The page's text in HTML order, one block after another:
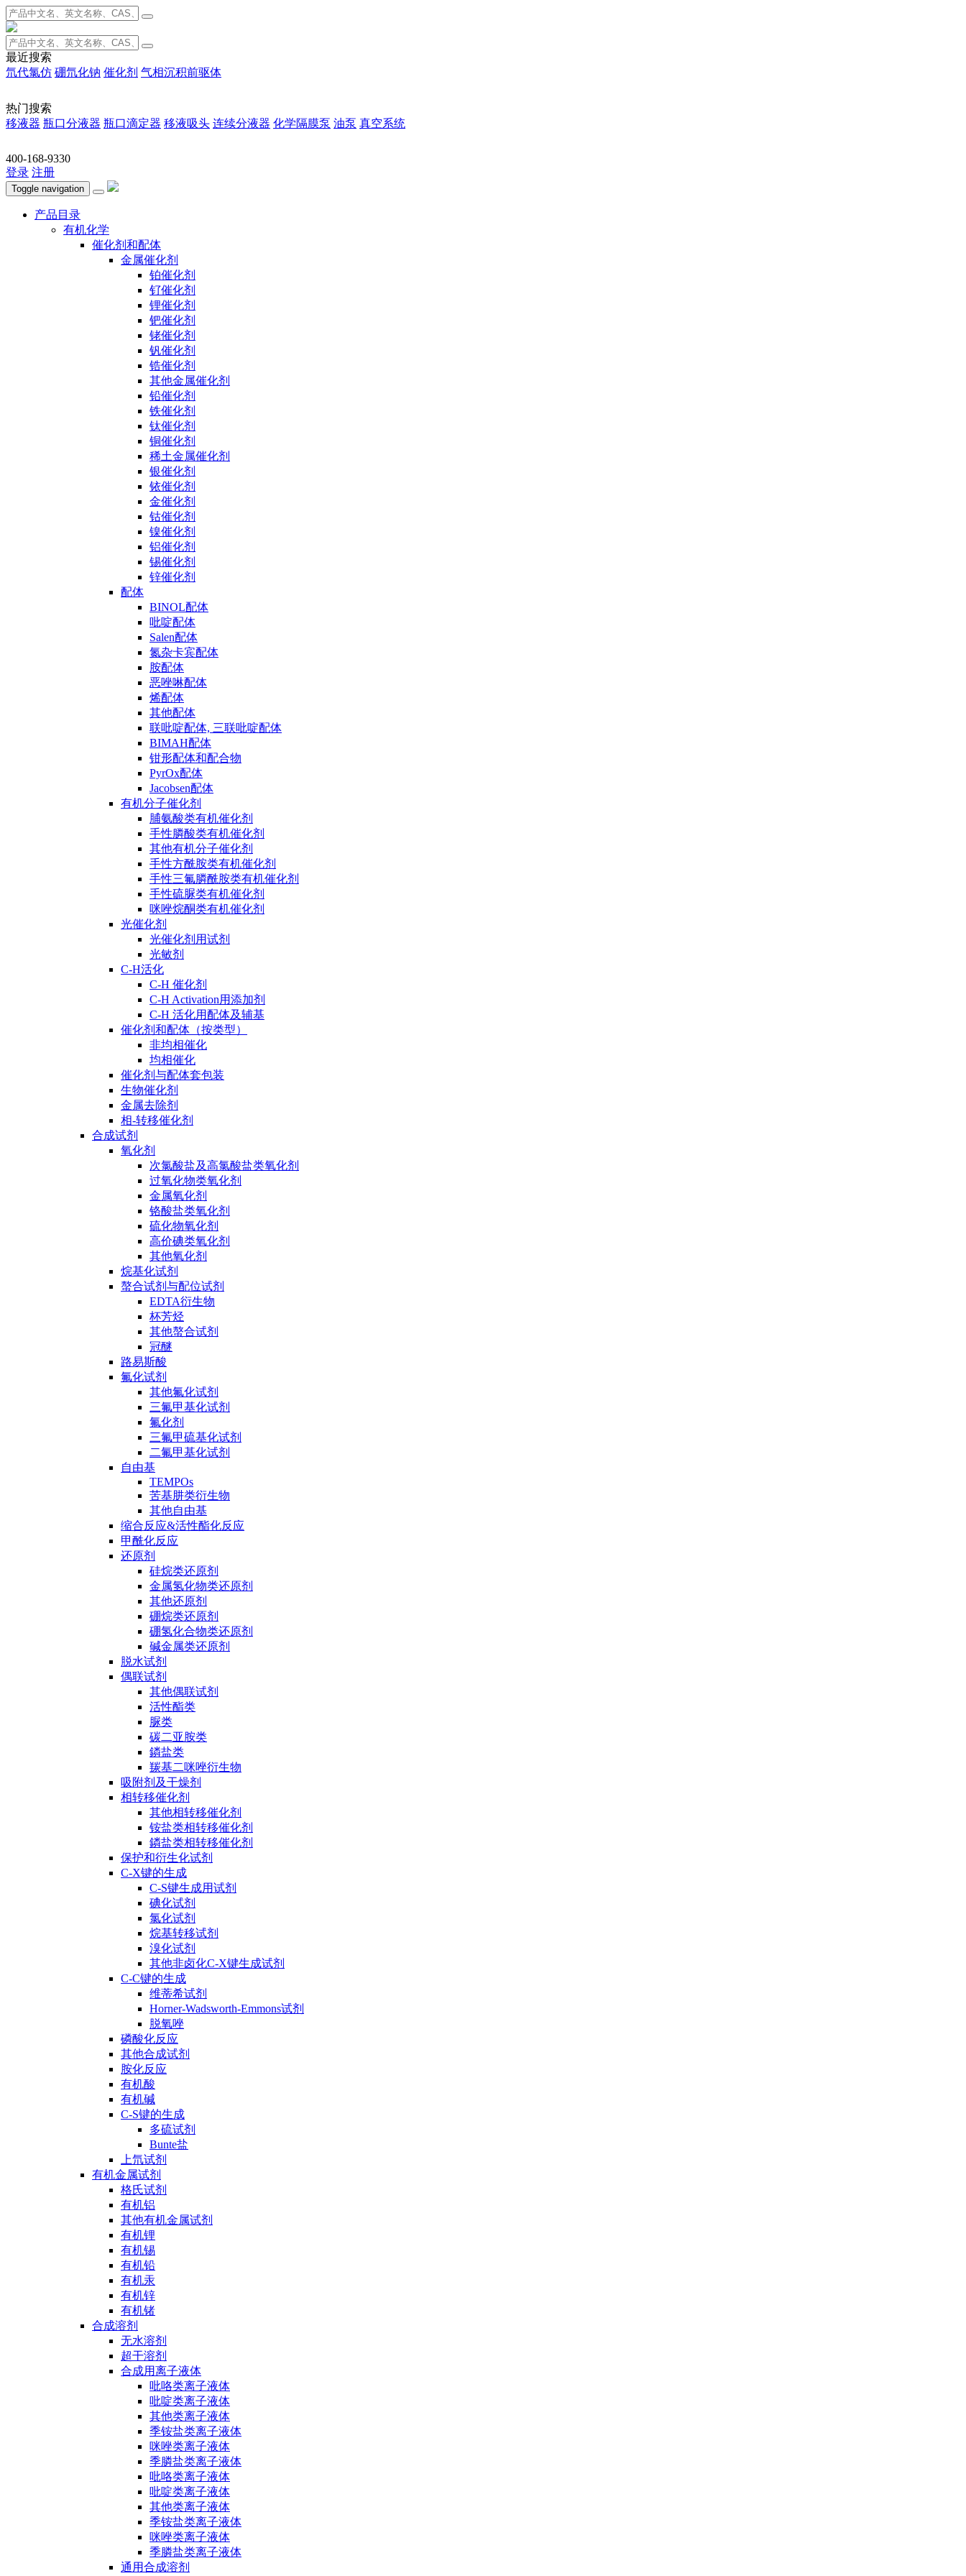
最近搜索
氘代氯仿 硼氘化钠 催化剂 气相沉积前驱体
热门搜索
移液器 瓶口分液器 瓶口滴定器 移液吸头 连续分液器 化学隔膜泵 油泵 真空系统
400-168-9330
登录 注册
Toggle navigation
产品目录
有机化学
催化剂和配体
金属催化剂
铂催化剂
钌催化剂
锂催化剂
钯催化剂
铑催化剂
钒催化剂
锆催化剂
其他金属催化剂
铅催化剂
铁催化剂
钛催化剂
铜催化剂
稀土金属催化剂
银催化剂
铱催化剂
金催化剂
钴催化剂
镍催化剂
铝催化剂
锡催化剂
锌催化剂
配体
BINOL配体
吡啶配体
Salen配体
氮杂卡宾配体
胺配体
恶唑啉配体
烯配体
其他配体
联吡啶配体, 三联吡啶配体
BIMAH配体
钳形配体和配合物
PyrOx配体
Jacobsen配体
有机分子催化剂
脯氨酸类有机催化剂
手性膦酸类有机催化剂
其他有机分子催化剂
手性方酰胺类有机催化剂
手性三氟膦酰胺类有机催化剂
手性硫脲类有机催化剂
咪唑烷酮类有机催化剂
光催化剂
光催化剂用试剂
光敏剂
C-H活化
C-H 催化剂
C-H Activation用添加剂
C-H 活化用配体及辅基
催化剂和配体（按类型）
非均相催化
均相催化
催化剂与配体套包装
生物催化剂
金属去除剂
相-转移催化剂
合成试剂
氧化剂
次氯酸盐及高氯酸盐类氧化剂
过氧化物类氧化剂
金属氧化剂
铬酸盐类氧化剂
硫化物氧化剂
高价碘类氧化剂
其他氧化剂
烷基化试剂
螯合试剂与配位试剂
EDTA衍生物
杯芳烃
其他螯合试剂
冠醚
路易斯酸
氟化试剂
其他氟化试剂
三氟甲基化试剂
氟化剂
三氟甲硫基化试剂
二氟甲基化试剂
自由基
TEMPOs
苦基肼类衍生物
其他自由基
缩合反应&活性酯化反应
甲酰化反应
还原剂
硅烷类还原剂
金属氢化物类还原剂
其他还原剂
硼烷类还原剂
硼氢化合物类还原剂
碱金属类还原剂
脱水试剂
偶联试剂
其他偶联试剂
活性酯类
脲类
碳二亚胺类
鏻盐类
羰基二咪唑衍生物
吸附剂及干燥剂
相转移催化剂
其他相转移催化剂
铵盐类相转移催化剂
鏻盐类相转移催化剂
保护和衍生化试剂
C-X键的生成
C-S键生成用试剂
碘化试剂
氯化试剂
烷基转移试剂
溴化试剂
其他非卤化C-X键生成试剂
C-C键的生成
维蒂希试剂
Horner-Wadsworth-Emmons试剂
脱氧唑
磷酸化反应
其他合成试剂
胺化反应
有机酸
有机碱
C-S键的生成
多硫试剂
Bunte盐
上氘试剂
有机金属试剂
格氏试剂
有机铝
其他有机金属试剂
有机锂
有机锡
有机铅
有机汞
有机锌
有机锗
合成溶剂
无水溶剂
超干溶剂
合成用离子液体
吡咯类离子液体
吡啶类离子液体
其他类离子液体
季铵盐类离子液体
咪唑类离子液体
季膦盐类离子液体
吡咯类离子液体
吡啶类离子液体
其他类离子液体
季铵盐类离子液体
咪唑类离子液体
季膦盐类离子液体
通用合成溶剂